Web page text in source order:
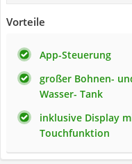
Vorteile
App-Steuerung
großer Bohnen-
Wasser- Tank
inklusive Display
Touchfunktion